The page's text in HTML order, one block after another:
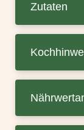
Zutaten